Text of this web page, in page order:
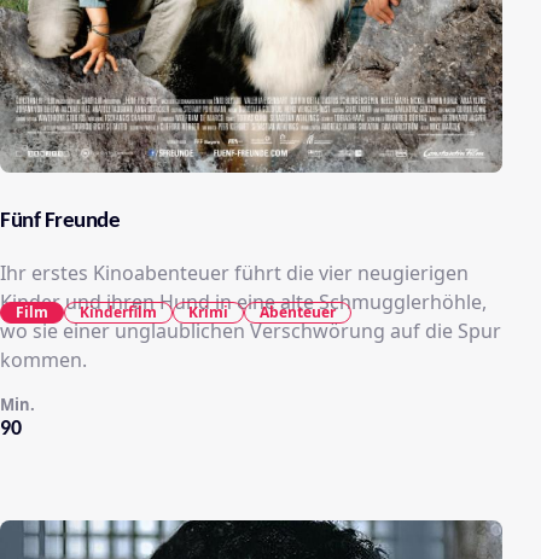
Fünf Freunde
Ihr erstes Kinoabenteuer führt die vier neugierigen
Kinder und ihren Hund in eine alte Schmugglerhöhle,
wo sie einer unglaublichen Verschwörung auf die Spur
kommen.
90
Min.
Film Kinderfilm Krimi Abenteuer